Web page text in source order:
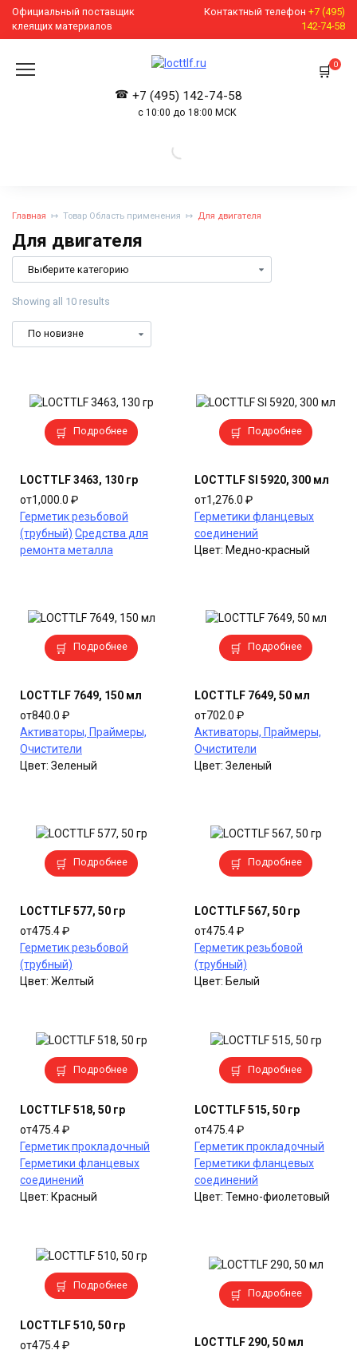
Перейти
содержанию
Официальный поставщик
клеящих материалов
Контактный телефон +7 (495)
142-74-58
+7 (495) 142-74-58
с 10:00 до 18:00 МСК
0
Главная Товар Область применения Для двигателя
Для двигателя
Showing all 10 results
Подробнее
Этот
товар
несколько
Опции
выбрать
LOCTTLF 3463, 130 гр
от1,000.0 ₽
Герметик резьбовой
(трубный) Средства для
ремонта металла
Подробнее
Этот
товар
несколько
можно
выбрать
на
LOCTTLF SI 5920, 300 мл
от1,276.0 ₽
Герметики фланцевых
соединений
Цвет: Медно-красный
Подробнее
Этот
товар
несколько
Опции
можно
выбрать
LOCTTLF 7649, 150 мл
от840.0 ₽
Активаторы, Праймеры,
Очистители
Цвет: Зеленый
Подробнее
Этот
товар
несколько
Опции
можно
выбрать
LOCTTLF 7649, 50 мл
от702.0 ₽
Активаторы, Праймеры,
Очистители
Цвет: Зеленый
Подробнее
Этот
товар
несколько
Опции
выбрать
LOCTTLF 577, 50 гр
от475.4₽
Герметик резьбовой
(трубный)
Цвет: Желтый
Подробнее
Этот
товар
несколько
Опции
LOCTTLF 567, 50 гр
от475.4₽
Герметик резьбовой
(трубный)
Цвет: Белый
Подробнее
Этот
товар
несколько
Опции
можно
на
LOCTTLF 518, 50 гр
от475.4₽
Герметик прокладочный
Герметики фланцевых
соединений
Цвет: Красный
Подробнее
Этот
товар
несколько
Опции
можно
на
LOCTTLF 515, 50 гр
от475.4₽
Герметик прокладочный
Герметики фланцевых
соединений
Цвет: Темно-фиолетовый
Подробнее
Этот
товар
несколько
LOCTTLF 510, 50 гр
от475.4₽
Подробнее
Этот
товар
несколько
LOCTTLF 290, 50 мл